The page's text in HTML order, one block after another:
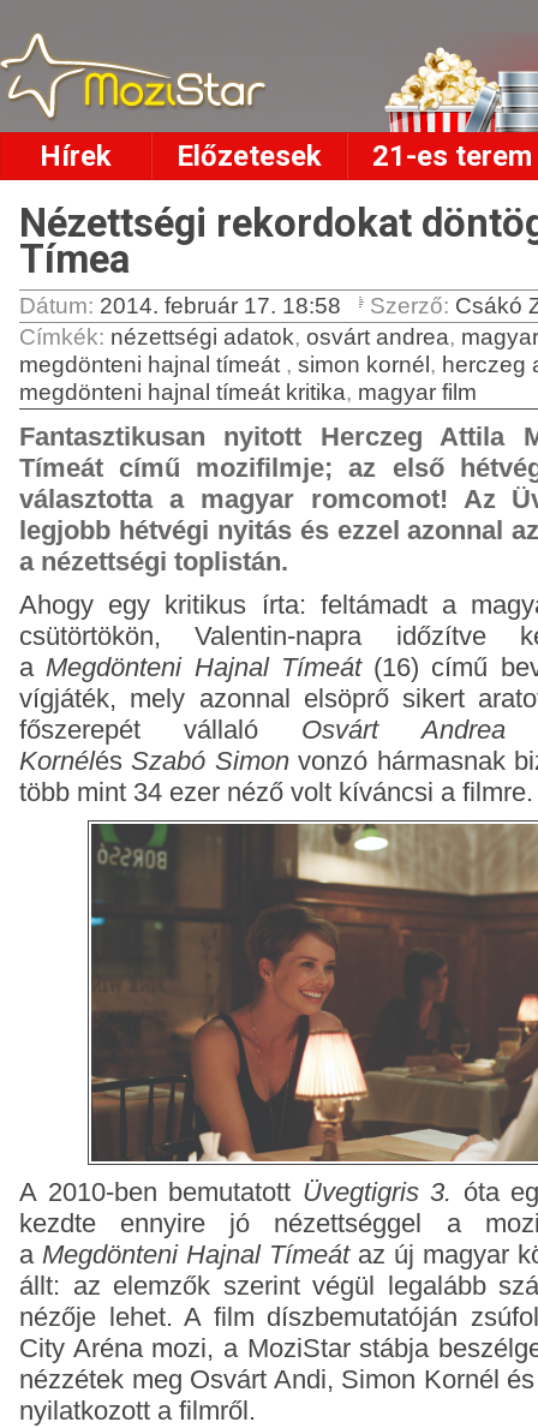
Hírek Előzetesek 21-es terem
Nézettségi rekordokat
Tímea
Dátum: 2014. február 17. 18:58 Szerző: Csákó
Címkék: nézettségi adatok, osvárt andrea,
megdönteni hajnal tímeát , simon kornél , herczeg
megdönteni hajnal tímeát kritika, magyar film
Fantasztikusan nyitott Herczeg Attila
Tímeát című mozifilmje; az első
választotta a magyar romcomot! Az
legjobb hétvégi nyitás és ezzel azonnal
a nézettségi toplistán.
Ahogy egy kritikus írta: feltámadt a
csütörtökön, Valentin-napra időzítve
aMegdönteni Hajnal Tímeát(16) című
vígjáték, mely azonnal elsöprő sikert
főszerepét vállaló Osvárt Andrea
KornélésSzabó Simonvonzó hármasnak
több mint 34 ezer néző volt kíváncsi a filmre.
A 2010-ben bemutatott Üvegtigris 3. óta
kezdte ennyire jó nézettséggel a
a Megdönteni Hajnal Tímeátaz új magyar
állt: az elemzők szerint végül legalább
nézője lehet. A film díszbemutatóján
City Aréna mozi, a MoziStar stábja b
nézzétek meg Osvárt Andi, Simon Kornél
nyilatkozott a filmről.